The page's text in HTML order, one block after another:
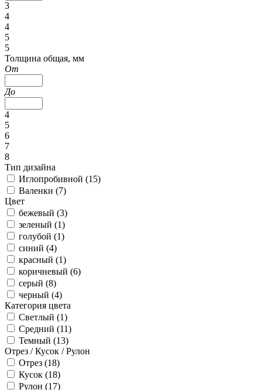
3
4
4
5
5
Толщина общая, мм
От
До
4
5
6
7
8
Тип дизайна
Иглопробивной (15)
Валенки (7)
Цвет
бежевый (3)
зеленый (1)
голубой (1)
синий (4)
красный (1)
коричневый (6)
серый (8)
черный (4)
Категория цвета
Светлый (1)
Средний (11)
Темный (13)
Отрез / Кусок / Рулон
Отрез (18)
Кусок (18)
Рулон (17)